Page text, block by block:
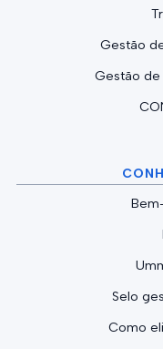
Gestão
Gestão de
Selo
Como